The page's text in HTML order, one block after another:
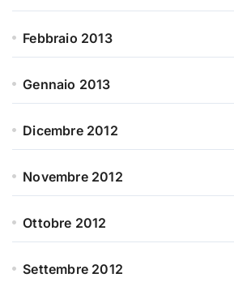
Febbraio 2013
Gennaio 2013
Dicembre 2012
Novembre 2012
Ottobre 2012
Settembre 2012